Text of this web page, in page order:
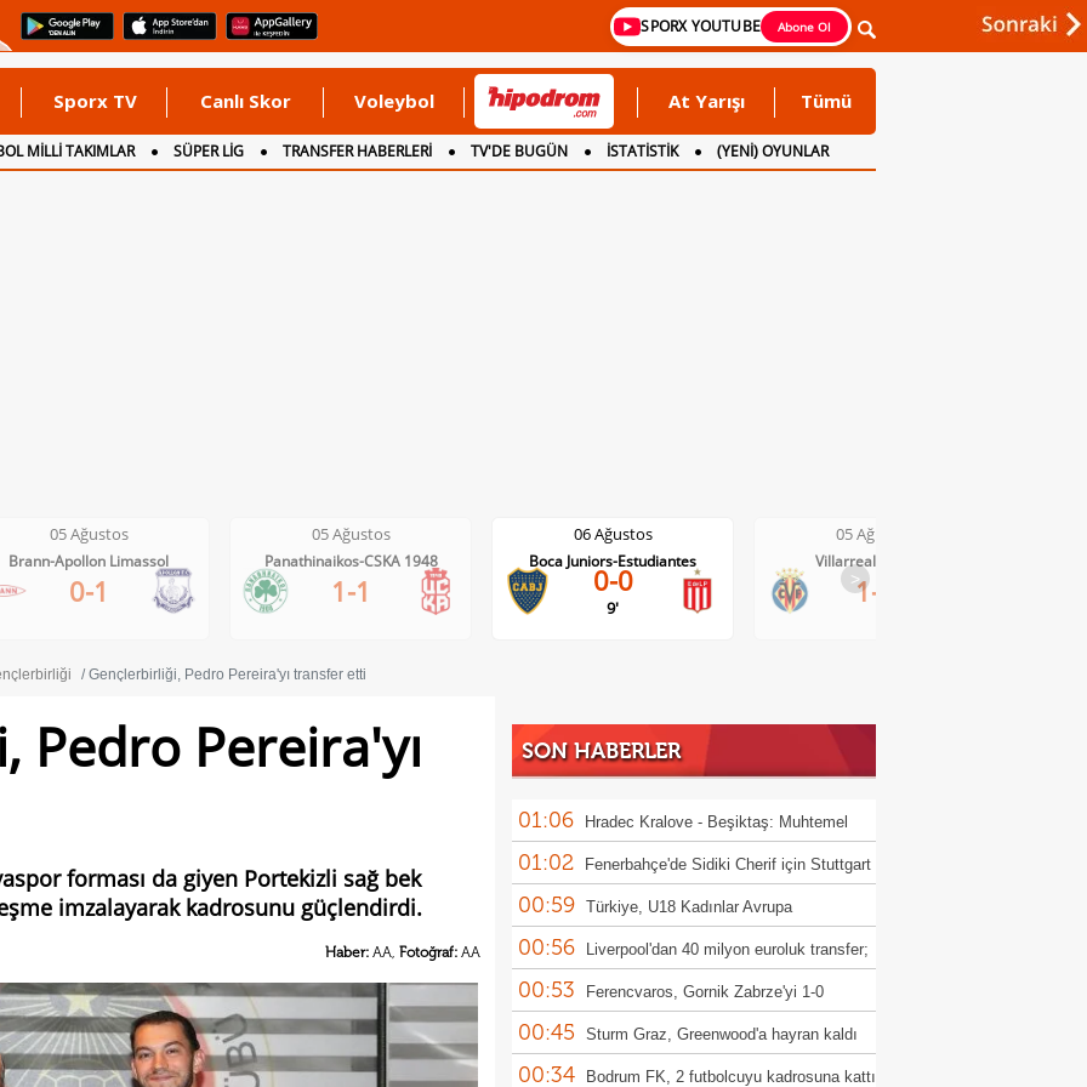
SPORX YOUTUBE Abone Ol
Sporx TV Canlı Skor Voleybol At Yarışı Tümü
MİLLİ TAKIMLAR SÜPER LİG TRANSFER HABERLERİ TV'DE BUGÜN İSTATİSTİK
(YENİ) OYUNLAR
05 Ağustos
Panathinaikos-CSKA 1948
1-1
06 Ağustos
Boca Juniors-Estudiantes
0-0
9'
05 Ağustos
Villarreal-Levante
1-0
05 Ağustos
AC Milan-Inter
1-1
>
Gençlerbirliği, Pedro Pereira'yı transfer etti
Pedro Pereira'yı
forması da giyen Portekizli sağ bek
imzalayarak kadrosunu güçlendirdi.
Haber: AA, Fotoğraf: AA
SON HABERLER
01:06 Hradec Kralove - Beşiktaş: Muhtemel
11'ler
01:02 Fenerbahçe'de Sidiki Cherif için Stuttgart
iddiası!
00:59 Türkiye, U18 Kadınlar Avrupa
Şampiyonası'nda Sırbistan'a 70-67 yenildi
00:56 Liverpool'dan 40 milyon euroluk transfer;
Victor Munoz
00:53 Ferencvaros, Gornik Zabrze'yi 1-0
mağlup etti
00:45 Sturm Graz, Greenwood'a hayran kaldı
00:34 Bodrum FK, 2 futbolcuyu kadrosuna kattı